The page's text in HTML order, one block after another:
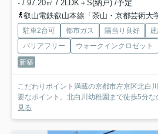
- / 97.20㎡ / 2LDK＋S(納戸) /予定
叡山電鉄叡山本線「茶山・京都芸術大
駐車2台可 都市ガス 陽当り良好
バリアフリー
ウォークインクロゼット
新築
こだわりポイント満載の京都市左京区北
要なポイント。北白川幼稚園まで徒歩5分な
見る